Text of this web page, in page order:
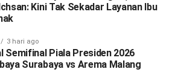
Kini Tak Sekadar Layanan Ibu
3 hari ago
Semifinal Piala Presiden 2026
Surabaya vs Arema Malang